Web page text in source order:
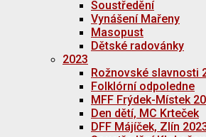
Soustředění
Vynášení Mařeny
Masopust
Dětské radovánky
2023
Rožnovské slavnosti
Folklórní odpoledne
MFF Frýdek-Místek
Den dětí, MC Krteček
DFF Májíček, Zlín